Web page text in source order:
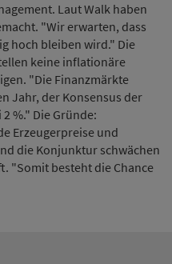
Laut Walk haben
"Wir erwarten, dass
hoch bleiben wird." Die
keine inflationäre
"Die Finanzmärkte
Jahr, der Konsensus der
%." Die Gründe:
Erzeugerpreise und
die Konjunktur schwächen
"Somit besteht die Chance